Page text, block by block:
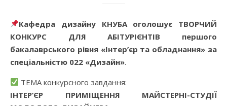
Кафедра дизайну КНУБА оголошує ТВОРЧИЙ
КОНКУРС ДЛЯ АБІТУРІЄНТІВ першого
бакалаврського рівня «Інтер’єр та обладнання» за
спеціальністю 022 «Дизайн».
ТЕМА конкурсного завдання:
ІНТЕР’ЄР ПРИМІЩЕННЯ МАЙСТЕРНІ-СТУДІЇ